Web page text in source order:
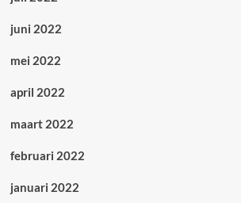
juni 2022
mei 2022
april 2022
maart 2022
februari 2022
januari 2022